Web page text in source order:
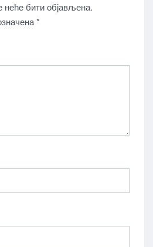
бити објављена.
*